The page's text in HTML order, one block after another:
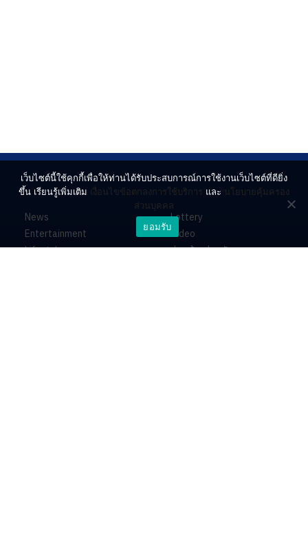
News
Entertainment
Lifestyle
Lottery
Video
ร่วมด้วยช่วยกัน
เว็บไซต์นี้ใช้คุกกี้เพื่อให้ท่านได้รับประสบการณ์การใช้งานเว็บไซต์ที่ดียิ่ง
ขึ้น เรียนรู้เพิ่มเติม เงื่อนไขข้อตกลงการใช้บริการ และ นโยบายคุ้มครอง
ส่วนบุคคล
ยอมรับ